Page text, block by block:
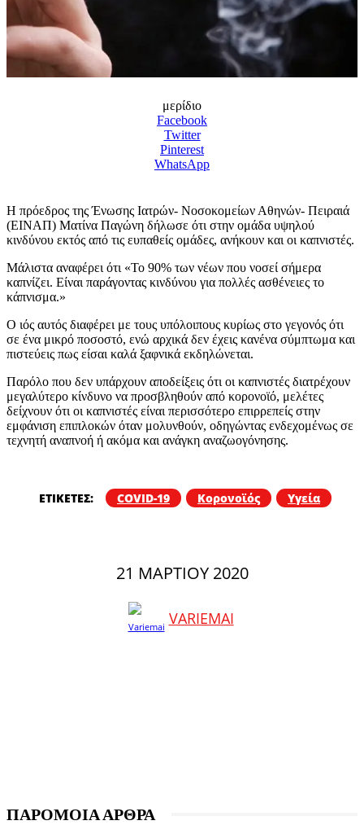
μερίδιο
Facebook
Twitter
Pinterest
WhatsApp
Η πρόεδρος της Ένωσης Ιατρών- Νοσοκομείων Αθηνών- Πειραιά
(ΕΙΝΑΠ) Ματίνα Παγώνη δήλωσε ότι στην ομάδα υψηλού
κινδύνου εκτός από τις ευπαθείς ομάδες, ανήκουν και οι καπνιστές.
Μάλιστα αναφέρει ότι «Το 90% των νέων που νοσεί σήμερα
καπνίζει. Είναι παράγοντας κινδύνου για πολλές ασθένειες το
κάπνισμα.»
Ο ιός αυτός διαφέρει με τους υπόλοιπους κυρίως στο γεγονός ότι
σε ένα μικρό ποσοστό, ενώ αρχικά δεν έχεις κανένα σύμπτωμα και
πιστεύεις πως είσαι καλά ξαφνικά εκδηλώνεται.
Παρόλο που δεν υπάρχουν αποδείξεις ότι οι καπνιστές διατρέχουν
μεγαλύτερο κίνδυνο να προσβληθούν από κορονοϊό, μελέτες
δείχνουν ότι οι καπνιστές είναι περισσότερο επιρρεπείς στην
εμφάνιση επιπλοκών όταν μολυνθούν, οδηγώντας ενδεχομένως σε
τεχνητή αναπνοή ή ακόμα και ανάγκη αναζωογόνησης.
ΕΤΙΚΕΤΕΣ: COVID-19 Κορονοϊός Υγεία
21 ΜΑΡΤΊΟΥ 2020
VARIEMAI
ΠΑΡΟΜΟΙΑ ΑΡΘΡΑ